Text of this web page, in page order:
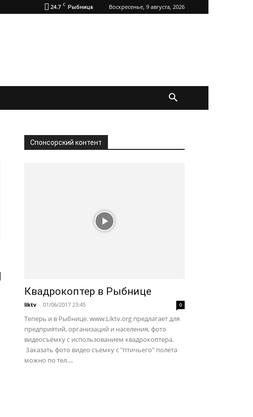
24.7 C Рыбница Воскресенье, 9 августа, 2026
Спонсорский контент
Квадрокоптер в Рыбнице
liktv - 01/06/2017 23:45 0
Теперь и в Рыбнице. www.Liktv.org предлагает для
предприятий, организаций и населения, фото
видеосъёмку с использованием квадрокоптера.
Заказать фото видео съёмку с "птичьего" полета
можно по тел....